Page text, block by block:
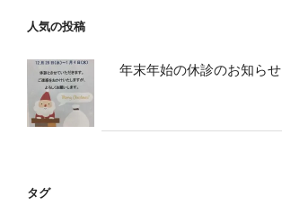
人気の投稿
年末年始の休診のお知らせ
タグ